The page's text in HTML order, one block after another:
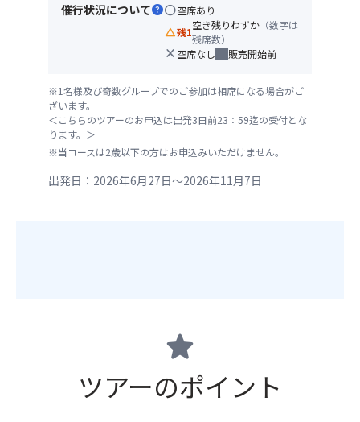
催行状況についてhelpcircle空席あり
change_history残1
空き残りわずか （数字は
残席数）
close 空席なし 販売開始前
※1名様及び奇数グループでのご参加は相席になる場合がご
ざいます。
＜こちらのツアーのお申込は出発3日前23：59迄の受付とな
ります。＞
※当コースは2歳以下の方はお申込みいただけません。
出発日：2026年6月27日～2026年11月7日
star
ツアーのポイント